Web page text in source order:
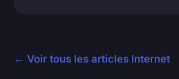
← Voir tous les articles Internet